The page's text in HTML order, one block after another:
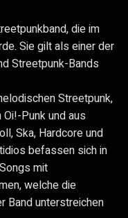
die im
Sie gilt als einer der
Streetpunk-Bands
Streetpunk,
Punk und aus
Ska, Hardcore und
befassen sich in
mit
welche die
Band unterstreichen